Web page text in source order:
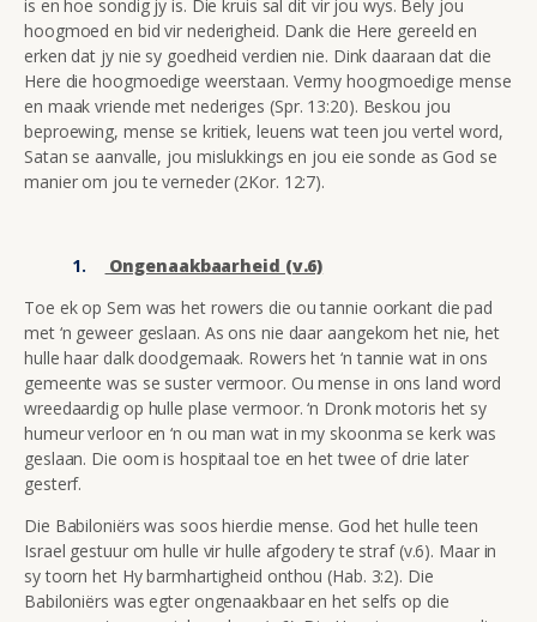
is en hoe sondig jy is. Die kruis sal dit vir jou wys. Bely jou
hoogmoed en bid vir nederigheid. Dank die Here gereeld en
erken dat jy nie sy goedheid verdien nie. Dink daaraan dat die
Here die hoogmoedige weerstaan. Vermy hoogmoedige mense
en maak vriende met nederiges (Spr. 13:20). Beskou jou
beproewing, mense se kritiek, leuens wat teen jou vertel word,
Satan se aanvalle, jou mislukkings en jou eie sonde as God se
manier om jou te verneder (2Kor. 12:7).
Ongenaakbaarheid (v.6)
Toe ek op Sem was het rowers die ou tannie oorkant die pad
met ‘n geweer geslaan. As ons nie daar aangekom het nie, het
hulle haar dalk doodgemaak. Rowers het ‘n tannie wat in ons
gemeente was se suster vermoor. Ou mense in ons land word
wreedaardig op hulle plase vermoor. ‘n Dronk motoris het sy
humeur verloor en ‘n ou man wat in my skoonma se kerk was
geslaan. Die oom is hospitaal toe en het twee of drie later
gesterf.
Die Babiloniërs was soos hierdie mense. God het hulle teen
Israel gestuur om hulle vir hulle afgodery te straf (v.6). Maar in
sy toorn het Hy barmhartigheid onthou (Hab. 3:2). Die
Babiloniërs was egter ongenaakbaar en het selfs op die